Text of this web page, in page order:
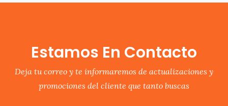
Estamos En Contacto
Deja tu correo y te informaremos de actualizaciones y
promociones del cliente que tanto buscas